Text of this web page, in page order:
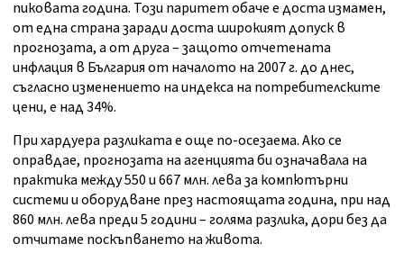
пиковата година. Този паритет обаче е доста измамен,
от една страна заради доста широкият допуск в
прогнозата, а от друга – защото отчетената
инфлация в България от началото на 2007 г. до днес,
съгласно изменението на индекса на потребителските
цени, е над 34%.
При хардуера разликата е още по-осезаема. Ако се
оправдае, прогнозата на агенцията би означавала на
практика между 550 и 667 млн. лева за компютърни
системи и оборудване през настоящата година, при над
860 млн. лева преди 5 години – голяма разлика, дори без да
отчитаме поскъпването на живота.